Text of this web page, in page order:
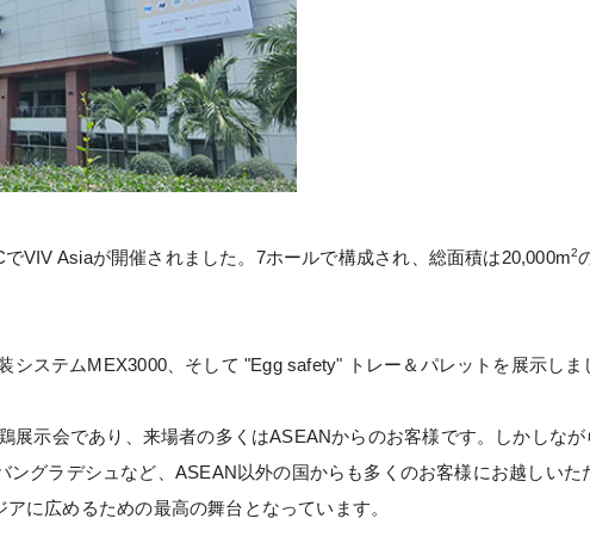
VIV Asiaが開催されました。7ホールで構成され、総面積は20,000m2
システムMEX3000、そして "Egg safety" トレー＆パレットを展示しま
展示会であり、来場者の多くはASEANからのお客様です。しかしな
グラデシュなど、ASEAN以外の国からも多くのお客様にお越しいた
に広めるための最高の舞台となっています。